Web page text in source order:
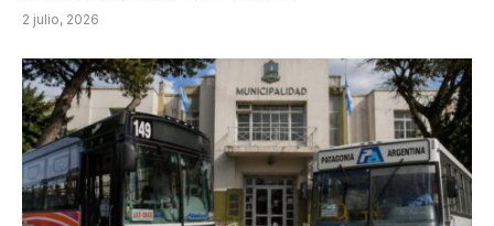
2 julio, 2026